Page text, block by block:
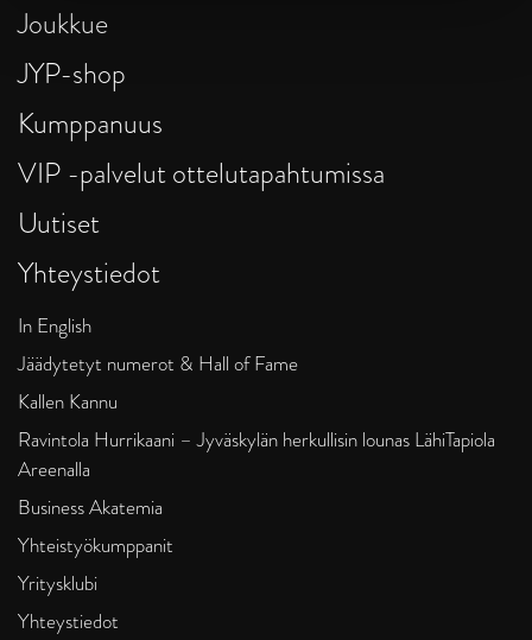
Joukkue
JYP-shop
Kumppanuus
VIP -palvelut ottelutapahtumissa
Uutiset
Yhteystiedot
In English
Jäädytetyt numerot & Hall of Fame
Kallen Kannu
Ravintola Hurrikaani – Jyväskylän herkullisin lounas LähiTapiola
Areenalla
Business Akatemia
Yhteistyökumppanit
Yritysklubi
Yhteystiedot